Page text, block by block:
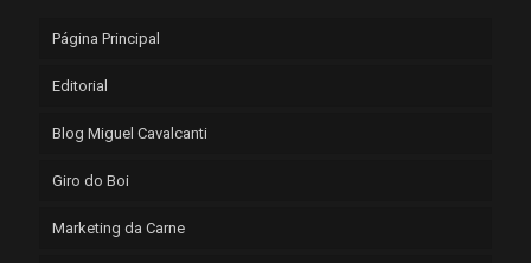
Página Principal
Editorial
Blog Miguel Cavalcanti
Giro do Boi
Marketing da Carne